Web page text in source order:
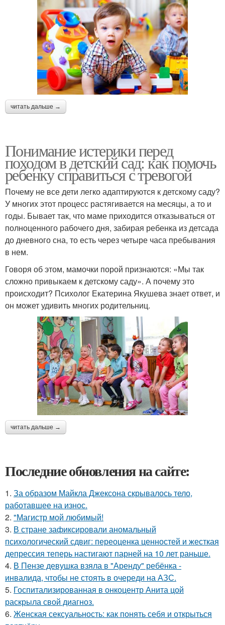
читать дальше →
Понимание истерики перед
походом в детский сад: как помочь
ребенку справиться с тревогой
Почему не все дети легко адаптируются к детскому саду?
У многих этот процесс растягивается на месяцы, а то и
годы. Бывает так, что маме приходится отказываться от
полноценного рабочего дня, забирая ребенка из детсада
до дневного сна, то есть через четыре часа пребывания
в нем.
Говоря об этом, мамочки порой признаются: «Мы так
сложно привыкаем к детскому саду». А почему это
происходит? Психолог Екатерина Якушева знает ответ, и
он может удивить многих родительниц.
читать дальше →
Последние обновления на сайте:
1. За образом Майкла Джексона скрывалось тело,
работавшее на износ.
2. "Магистр мой любимый!
3. В стране зафиксировали аномальный
психологический сдвиг: переоценка ценностей и жесткая
депрессия теперь настигают парней на 10 лет раньше.
4. В Пензе девушка взяла в "Аренду" ребёнка -
инвалида, чтобы не стоять в очереди на АЗС.
5. Госпитализированная в онкоцентр Анита цой
раскрыла свой диагноз.
6. Женская сексуальность: как понять себя и открыться